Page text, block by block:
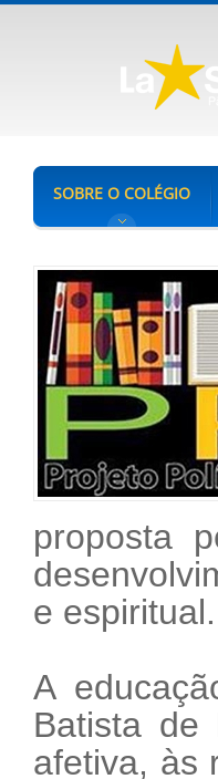
SOBRE O COLÉGIO
proposta
e espiritual.
A
Batista de
afetiva, às